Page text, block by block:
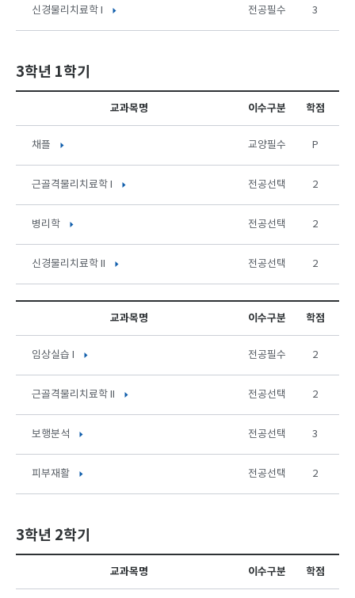
신경물리치료학 I 전공필수 3
3학년 1학기
교과목명 이수구분 학점
채플 교양필수 P
근골격물리치료학 I 전공선택 2
병리학 전공선택 2
신경물리치료학 II 전공선택 2
교과목명 이수구분 학점
임상실습 I 전공필수 2
근골격물리치료학 II 전공선택 2
보행분석 전공선택 3
피부재활 전공선택 2
3학년 2학기
교과목명 이수구분 학점